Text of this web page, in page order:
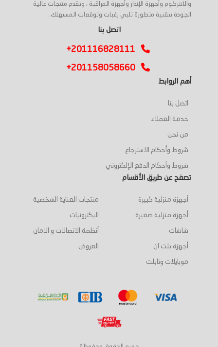
والانتركوم وأجهزة الإنذار وأجهزة المراقبة ، وتقدم منتجات عالية
الجودة بتقنية متطورة تلبي رغبات وتوقعات المستهلك.
اتصل بنا
+201116828111
+201158058660
أهم الروابط
اتصل بنا
خدمة العملاء
من نحن
شروط وأحكام الاسترجاع
شروط وأحكام الدفع الإلكتروني
تصفح عن طريق الأقسام
أجهزة منزلية كبيرة
أجهزة منزلية صغيرة
شاشات
أجهزة بلت ان
موبايلات وتابلت
منتجات العناية الشخصية
اليكترونيات
أنظمة الاتصالات و الامان
العروض